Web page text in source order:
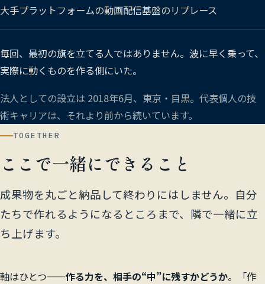
大手プラットフォームの動画配信基盤のリプレース
毎回、最初の旗を立てる人ではありません。波に早く乗って、
実際に動くものを作る側にいた。
法人としての設立は 2018年6月、東京・目黒。代表個人の技
術キャリアは、それより前から続いています。
TOGETHER
ここで一緒にできること
成果物を丸ごと納品して終わりにはしません。自分
たちで作れるようになるところまで、隣で一緒に立
ち上げます。
軸はひとつ——作る力を、相手の“中”に残すかどうか。「作